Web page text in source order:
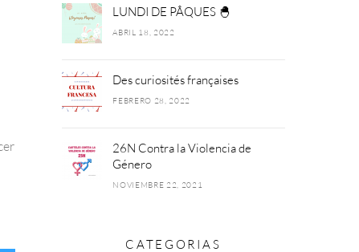
LUNDI DE PÂQUES 🐣
ABRIL 18, 2022
Des curiosités françaises
FEBRERO 28, 2022
26N Contra la Violencia de
Género
NOVIEMBRE 22, 2021
CATEGORIAS